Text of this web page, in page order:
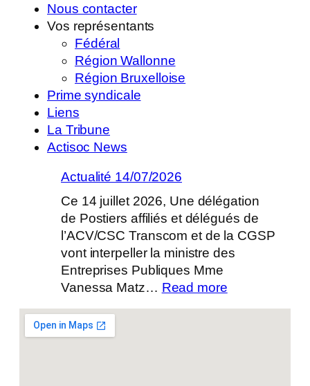
Nous contacter
Vos représentants
Fédéral
Région Wallonne
Région Bruxelloise
Prime syndicale
Liens
La Tribune
Actisoc News
Actualité 14/07/2026
Ce 14 juillet 2026, Une délégation
de Postiers affiliés et délégués de
l’ACV/CSC Transcom et de la CGSP
vont interpeller la ministre des
Entreprises Publiques Mme
Vanessa Matz… Read more: